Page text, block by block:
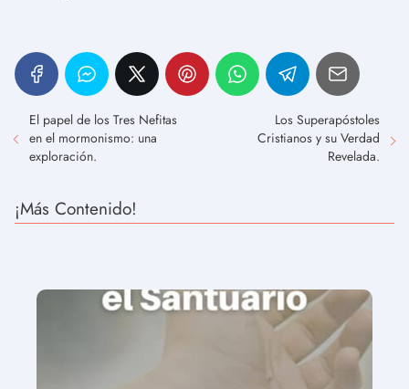
El papel de los Tres Nefitas
en el mormonismo: una
exploración.
Los Superapóstoles
Cristianos y su Verdad
Revelada.
¡Más Contenido!